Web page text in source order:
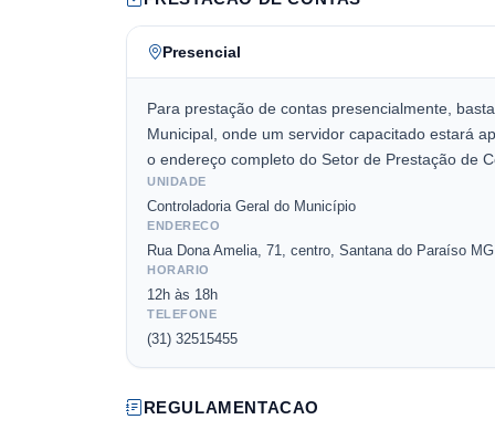
Presencial
Para prestação de contas presencialmente,
Municipal, onde um servidor capacitado estará
o endereço completo do Setor de Prestação de
UNIDADE
Controladoria Geral do Município
ENDERECO
Rua Dona Amelia, 71, centro, Santana do Paraíso
HORARIO
12h às 18h
TELEFONE
(31) 32515455
REGULAMENTACAO